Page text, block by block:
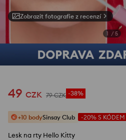
Zobrazit fotografie z recenzí
1 / 5
49 CZK 79 CZK -38%
+10 bodySinsay Club -20% S KÓDEM
Lesk na rty Hello Kitty